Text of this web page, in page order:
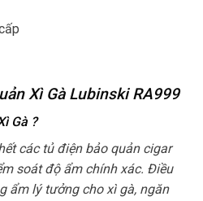
Xì Gà Lubinski RA999
Gà ?
các tủ điện bảo quản cigar
soát độ ẩm chính xác. Điều
ẩm lý tưởng cho xì gà, ngăn